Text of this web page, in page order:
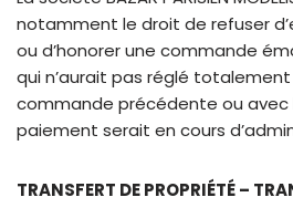
notamment le droit de refuser
ou d’honorer une commande
qui n’aurait pas réglé
commande précédente ou avec
paiement serait en cours
TRANSFERT DE PROPRIÉTÉ –